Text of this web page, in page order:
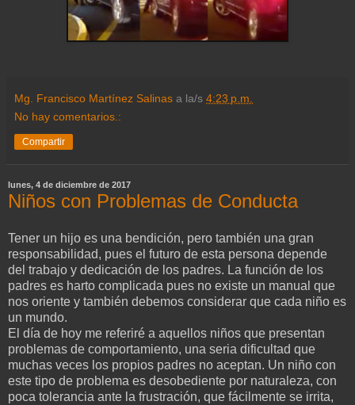
Mg. Francisco Martínez Salinas a la/s 4:23 p.m.
No hay comentarios.:
Compartir
lunes, 4 de diciembre de 2017
Niños con Problemas de Conducta
Tener un hijo es una bendición, pero también una gran
responsabilidad, pues el futuro de esta persona depende
del trabajo y dedicación de los padres. La función de los
padres es harto complicada pues no existe un manual que
nos oriente y también debemos considerar que cada niño es
un mundo.
El día de hoy me referiré a aquellos niños que presentan
problemas de comportamiento, una seria dificultad que
muchas veces los propios padres no aceptan. Un niño con
este tipo de problema es desobediente por naturaleza, con
poca tolerancia ante la frustración, que fácilmente se irrita,